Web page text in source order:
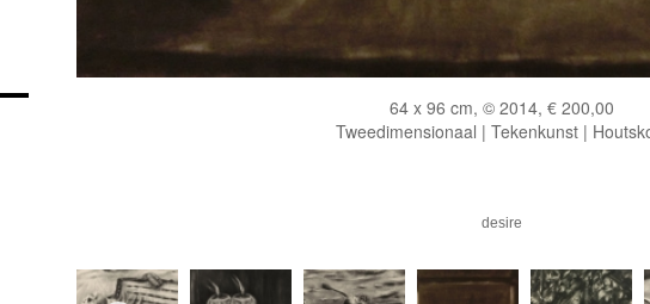
64 x 96 cm, © 2014, € 200,00
Tweedimensionaal | Tekenkunst |
desire